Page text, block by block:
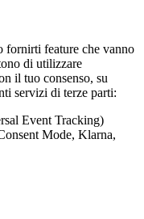
fornirti feature che vanno
di utilizzare
il tuo consenso, su
servizi di terze parti:
Event Tracking)
Mode, Klarna,